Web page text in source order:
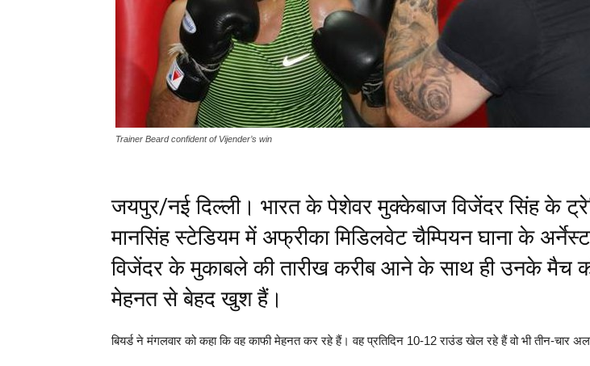
Trainer Beard confident of Vijender’s win
जयपुर/नई दिल्ली। भारत के पेशेवर मुक्केबाज विजेंदर सिंह के
मानसिंह स्टेडियम में अफ्रीका मिडिलवेट चैम्पियन घाना के
विजेंदर के मुकाबले की तारीख करीब आने के साथ ही उनके मैच
मेहनत से बेहद खुश हैं।
बियर्ड ने मंगलवार को कहा कि वह काफी मेहनत कर रहे हैं। वह प्रतिदिन 10-12 राउंड खेल रहे हैं वो भी तीन-